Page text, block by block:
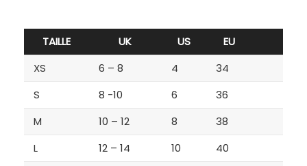
TAILLE UK US
EU
XS
6 – 8 4
34
S
8 -10 6
36
M
10 – 12 8
38
L
12 – 14 10
40